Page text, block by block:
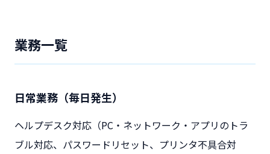
業務一覧
日常業務（毎日発生）
ヘルプデスク対応（PC・ネットワーク・アプリのトラ
ブル対応、パスワードリセット、プリンタ不具合対